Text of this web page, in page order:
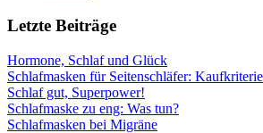
Letzte Beiträge
Hormone, Schlaf und Glück
Schlafmasken für Seitenschläfer:
Schlaf gut, Superpower!
Schlafmaske zu eng: Was tun?
Schlafmasken bei Migräne